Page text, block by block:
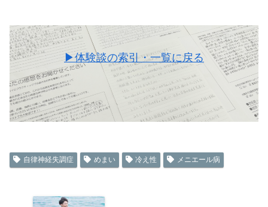
▶体験談の索引・一覧に戻る
自律神経失調症 めまい 冷え性 メニエール病